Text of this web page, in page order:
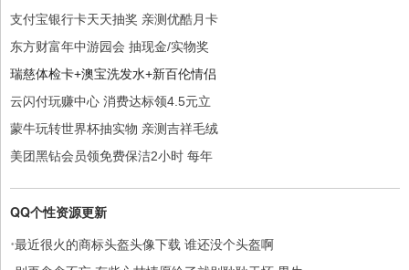
支付宝银行卡天天抽奖 亲测优酷月卡
东方财富年中游园会 抽现金/实物奖
瑞慈体检卡+澳宝洗发水+新百伦情侣
云闪付玩赚中心 消费达标领4.5元立
蒙牛玩转世界杯抽实物 亲测吉祥毛绒
美团黑钻会员领免费保洁2小时 每年
QQ个性资源更新
·最近很火的商标头盔头像下载 谁还没个头盔啊